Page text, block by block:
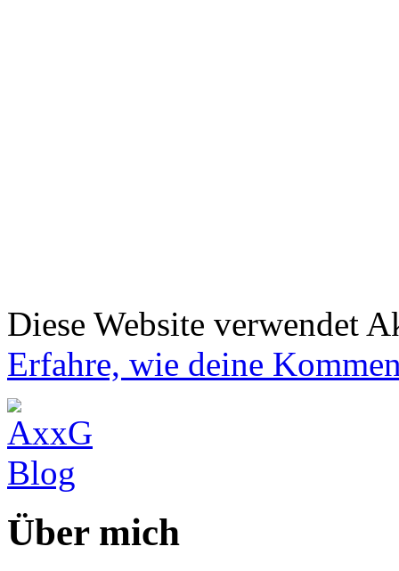
Diese Website verwendet
Erfahre, wie deine
Über mich